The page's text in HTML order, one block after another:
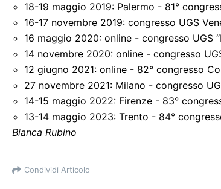
18-19 maggio 2019: Palermo - 81°
16-17 novembre 2019: congresso UGS
16 maggio 2020: online - congresso UGS
14 novembre 2020: online - congresso
12 giugno 2021: online - 82° congresso
27 novembre 2021: Milano - congresso
14-15 maggio 2022: Firenze - 83°
13-14 maggio 2023: Trento - 84°
Bianca Rubino
Condividi Articolo